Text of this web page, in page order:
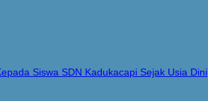
Siswa SDN Kadukacapi Sejak Usia Dini